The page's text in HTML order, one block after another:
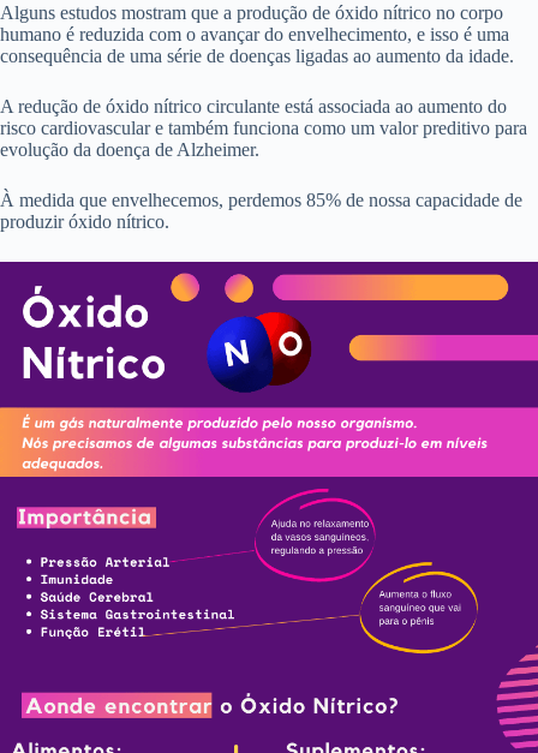
Alguns estudos mostram que a produção de óxido nítrico no corpo
humano é reduzida com o avançar do envelhecimento, e isso é uma
consequência de uma série de doenças ligadas ao aumento da idade.
A redução de óxido nítrico circulante está associada ao aumento do
risco cardiovascular e também funciona como um valor preditivo para
evolução da doença de Alzheimer.
À medida que envelhecemos, perdemos 85% de nossa capacidade de
produzir óxido nítrico.